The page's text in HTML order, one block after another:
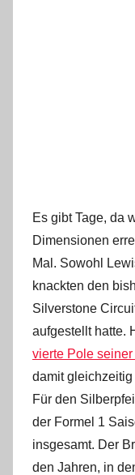
Es gibt Tage, da
Dimensionen
Mal. Sowohl
knackten den
Silverstone
aufgestellt hatte.
vierte Pole
damit
Für den
der Formel 1
insgesamt. Der
den Jahren, in